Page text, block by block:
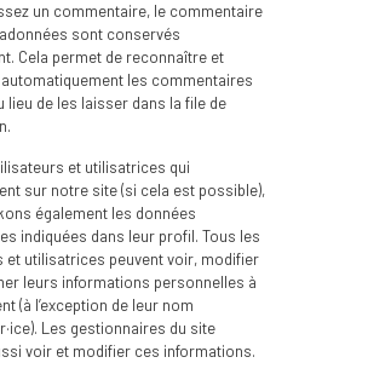
un commentaire, le commentaire
sont conservés
Cela permet de reconnaître et
les commentaires
lieu de les laisser dans la file de
et utilisatrices qui
sur notre site (si cela est possible),
également les données
indiquées dans leur profil. Tous les
et utilisatrices peuvent voir, modifier
leurs informations personnelles à
(à l’exception de leur nom
Les gestionnaires du site
voir et modifier ces informations.